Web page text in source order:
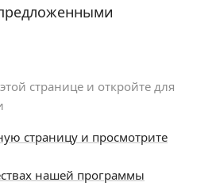
странице и откройте для
страницу и просмотрите
нашей программы